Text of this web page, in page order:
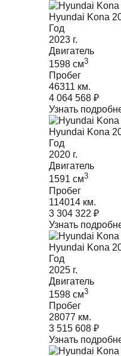
Hyundai Kona
Год
2023 г.
Двигатель
1598 cм3
Пробег
46311 км.
4 064 568 ₽
Узнать
Hyundai Kona
Год
2020 г.
Двигатель
1591 cм3
Пробег
114014 км.
3 304 322 ₽
Узнать
Hyundai Kona
Год
2025 г.
Двигатель
1598 cм3
Пробег
28077 км.
3 515 608 ₽
Узнать